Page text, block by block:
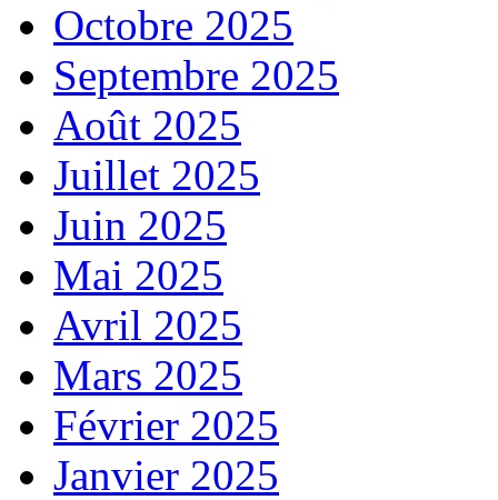
Octobre 2025
Septembre 2025
Août 2025
Juillet 2025
Juin 2025
Mai 2025
Avril 2025
Mars 2025
Février 2025
Janvier 2025